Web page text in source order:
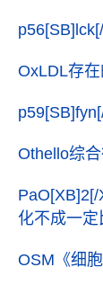
OxLDL存
Othello综
化不成一定
OSM 《细